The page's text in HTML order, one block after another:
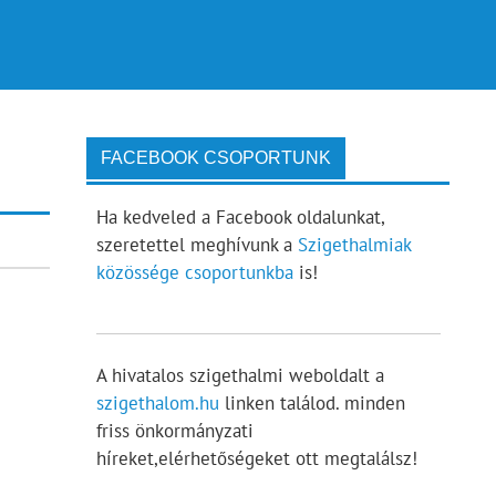
FACEBOOK CSOPORTUNK
Ha kedveled a Facebook oldalunkat,
szeretettel meghívunk a Szigethalmiak
közössége csoportunkbais!
A hivatalos szigethalmi weboldalt a
szigethalom.hu linken találod. minden
friss önkormányzati
híreket,elérhetőségeket ott megtalálsz!